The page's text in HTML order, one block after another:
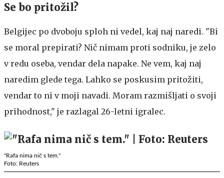
Se bo pritožil?
Belgijec po dvoboju sploh ni vedel, kaj naj naredi. "Bi
se moral prepirati? Nič nimam proti sodniku, je zelo
v redu oseba, vendar dela napake. Ne vem, kaj naj
naredim glede tega. Lahko se poskusim pritožiti,
vendar to ni v moji navadi. Moram razmišljati o svoji
prihodnost," je razlagal 26-letni igralec.
"Rafa nima nič s tem."
Foto: Reuters